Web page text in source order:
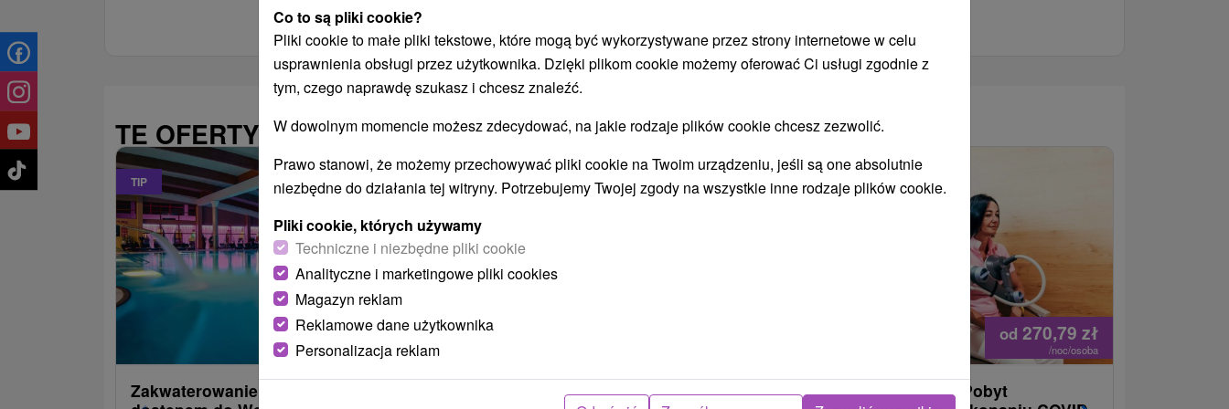
TE OFERTY MOGĄ PAŃSTWO BYĆ TAKŻE ZAINTERESOWANY
TIP
od486,09zł
/noc/osoba
Zakwaterowanie z obiadokolacją i
Intensywny pobyt MINI RELAX:
od 270,79 zł
/noc/osoba
Powrót do energii : Pobyt
Co to są pliki cookie?
Pliki cookie to małe pliki tekstowe, które mogą być wykorzystywane przez strony internetowe w celu
usprawnienia obsługi przez użytkownika. Dzięki plikom cookie możemy oferować Ci usługi zgodnie z
tym, czego naprawdę szukasz i chcesz znaleźć.
W dowolnym momencie możesz zdecydować, na jakie rodzaje plików cookie chcesz zezwolić.
Prawo stanowi, że możemy przechowywać pliki cookie na Twoim urządzeniu, jeśli są one absolutnie
niezbędne do działania tej witryny. Potrzebujemy Twojej zgody na wszystkie inne rodzaje plików cookie.
Pliki cookie, których używamy
Techniczne i niezbędne pliki cookie
Analityczne i marketingowe pliki cookies
Magazyn reklam
Reklamowe dane użytkownika
Personalizacja reklam